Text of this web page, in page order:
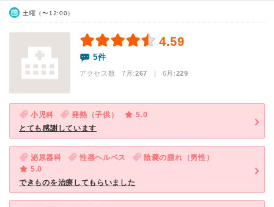
土曜（〜12:00）
4.59
5件
アクセス数 7月:267 | 6月:229
小児科 発熱（子供）
5.0
とても感謝しています
泌尿器科 性器ヘルペス
陰嚢の腫れ（男性）
5.0
できものを治療してもらいました